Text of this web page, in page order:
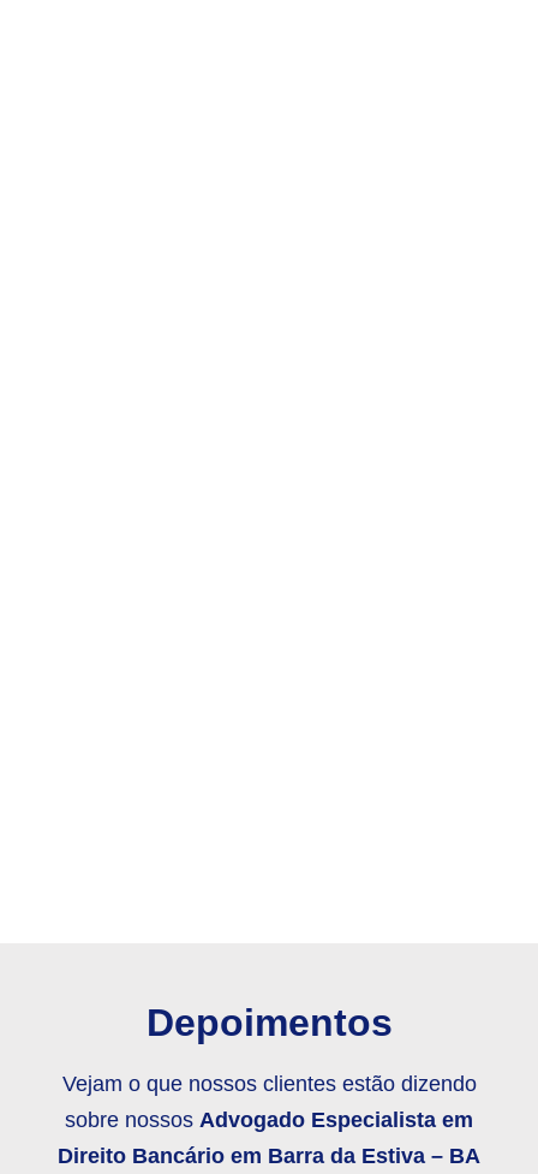
Depoimentos
Vejam o que nossos clientes estão dizendo
sobre nossos Advogado Especialista em
Direito Bancário em Barra da Estiva – BA